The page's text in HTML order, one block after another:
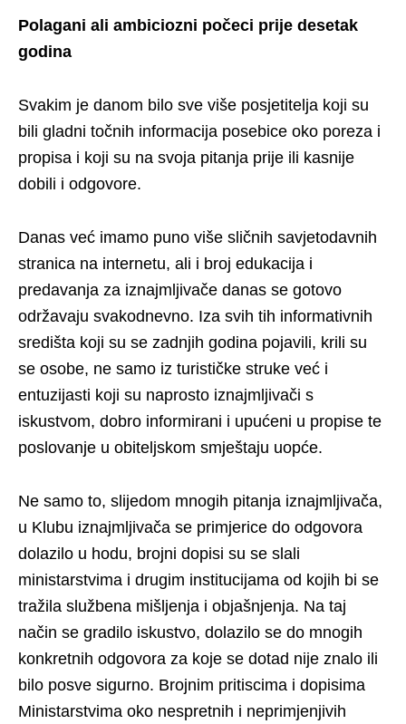
Polagani ali ambiciozni počeci prije desetak
godina
Svakim je danom bilo sve više posjetitelja koji su
bili gladni točnih informacija posebice oko poreza i
propisa i koji su na svoja pitanja prije ili kasnije
dobili i odgovore.
Danas već imamo puno više sličnih savjetodavnih
stranica na internetu, ali i broj edukacija i
predavanja za iznajmljivače danas se gotovo
održavaju svakodnevno. Iza svih tih informativnih
središta koji su se zadnjih godina pojavili, krili su
se osobe, ne samo iz turističke struke već i
entuzijasti koji su naprosto iznajmljivači s
iskustvom, dobro informirani i upućeni u propise te
poslovanje u obiteljskom smještaju uopće.
Ne samo to, slijedom mnogih pitanja iznajmljivača,
u Klubu iznajmljivača se primjerice do odgovora
dolazilo u hodu, brojni dopisi su se slali
ministarstvima i drugim institucijama od kojih bi se
tražila službena mišljenja i objašnjenja. Na taj
način se gradilo iskustvo, dolazilo se do mnogih
konkretnih odgovora za koje se dotad nije znalo ili
bilo posve sigurno. Brojnim pritiscima i dopisima
Ministarstvima oko nespretnih i neprimjenjivih